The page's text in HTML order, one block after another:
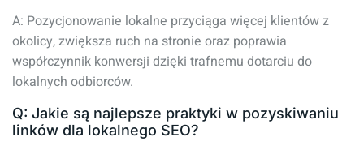
A: Pozycjonowanie lokalne przyciąga więcej klientów z
okolicy, zwiększa ruch na stronie oraz poprawia
współczynnik konwersji dzięki trafnemu dotarciu do
lokalnych odbiorców.
Q: Jakie są najlepsze praktyki w pozyskiwaniu
linków dla lokalnego SEO?